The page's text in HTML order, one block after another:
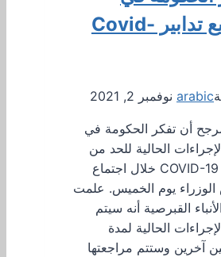
توسيع تدابير Covid-
arabic نوفمبر 2, 2021
أن تفكر الحكومة في
الحالية للحد من
انتشار COVID-19 خلال اجتماع
يوم الخميس. علمت
القبرصية أنه سيتم
الحالية لمدة
آخرين وستتم مراجعتها